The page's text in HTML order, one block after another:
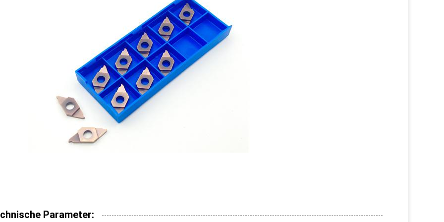
Parameter: